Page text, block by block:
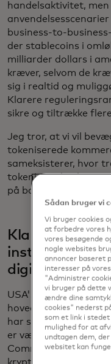
handelsaktivitet,
business-to-
der stablecoins i
milliarder dollars i
kræver, selvom de
sig i realtid og
Klarere
sikre og tiltrække
Jeg tror, at vi vil
tokeniserede
sameksisterer, hvor
tokeniserede aktiver
på bankkonti og
Klarere regler
institutioner
digitale aktiver.
USA's mere
hovedet med
har svoret at blive
er værd at bemærke,
Commission på
Sådan bruger vi
Vi bruger cookies
at forbedre vores
vores besøgende
nogle websites
annoncer baseret
interesser på
"Administrer
vi bruger på dette
ændre dine
cookies" nederst
som et link i
mulighed for at
undtagen dem,
websitet kan